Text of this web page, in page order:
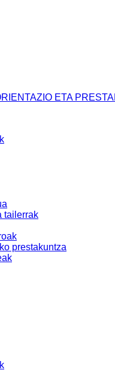
tailerrak
prestakuntza